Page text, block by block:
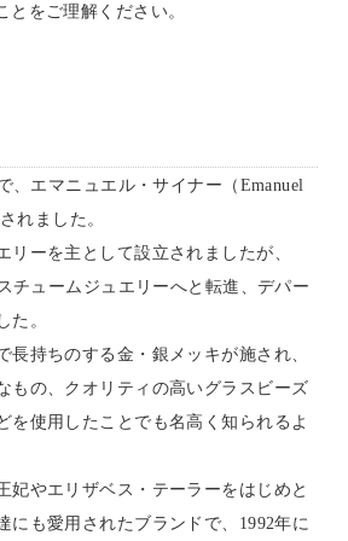
とをご理解ください。
、エマニュエル・サイナー（Emanuel
れました。
リーを主として設立されましたが、
チュームジュエリーへと転進、デパー
た。
長持ちのする金・銀メッキが施され、
もの、クオリティの高いグラスビーズ
を使用したことでも名高く知られるよ
妃やエリザベス・テーラーをはじめと
にも愛用されたブランドで、1992年に